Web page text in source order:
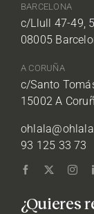
BARCELONA
c/Llull 47-49,
08005
A CORUÑA
c/Santo
15002 A
93 125 33 73
¿Quieres